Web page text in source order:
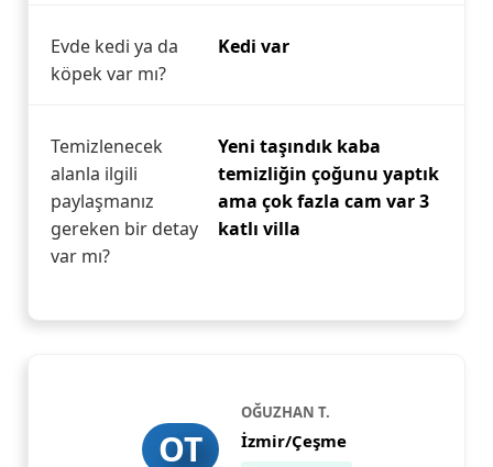
Evde kedi ya da
köpek var mı?
Kedi var
Temizlenecek
alanla ilgili
paylaşmanız
gereken bir detay
var mı?
Yeni taşındık kaba
temizliğin çoğunu yaptık
ama çok fazla cam var 3
katlı villa
OT
OĞUZHAN T.
İzmir/Çeşme